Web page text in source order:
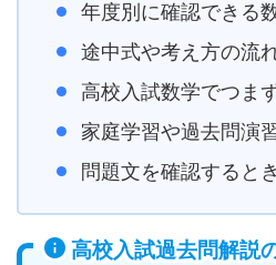
年度別に確認できる
途中式や考え方の流
高校入試数学でつま
家庭学習や過去問演
問題文を確認すると
高校入試過去問解説